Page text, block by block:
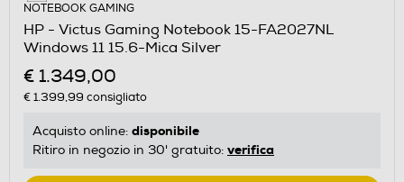
NOTEBOOK GAMING
HP - Victus Gaming Notebook 15-FA2027NL
Windows 11 15.6-Mica Silver
€ 1.349,00
€ 1.399,99 consigliato
Acquisto online: disponibile
Ritiro in negozio in 30' gratuito: verifica